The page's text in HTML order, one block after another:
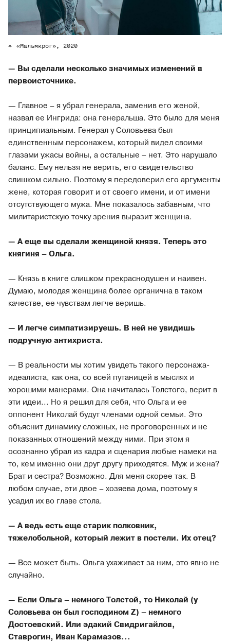
«Мальмкрог», 2020
— Вы сделали несколько значимых изменений в
первоисточнике.
— Главное – я убрал генерала, заменив его женой,
назвал ее Ингрида: она генеральша. Это было для меня
принципиальным. Генерал у Соловьева был
единственным персонажем, который видел своими
глазами ужасы войны, а остальные – нет. Это нарушало
баланс. Ему нельзя не верить, его свидетельство
слишком сильно. Поэтому я передоверил его аргументы
жене, которая говорит и от своего имени, и от имени
отсутствующего мужа. Мне показалось забавным, что
милитаристскую точку зрения выразит женщина.
— А еще вы сделали женщиной князя. Теперь это
княгиня – Ольга.
— Князь в книге слишком прекраснодушен и наивен.
Думаю, молодая женщина более органична в таком
качестве, ее чувствам легче веришь.
— И легче симпатизируешь. В ней не увидишь
подручную антихриста.
— В реальности мы хотим увидеть такого персонажа-
идеалиста, как она, со всей путаницей в мыслях и
хорошими манерами. Она начиталась Толстого, верит в
эти идеи... Но я решил для себя, что Ольга и ее
оппонент Николай будут членами одной семьи. Это
объяснит динамику сложных, не проговоренных и не
показанных отношений между ними. При этом я
осознанно убрал из кадра и сценария любые намеки на
то, кем именно они друг другу приходятся. Муж и жена?
Брат и сестра? Возможно. Для меня скорее так. В
любом случае, эти двое – хозяева дома, поэтому я
усадил их во главе стола.
— А ведь есть еще старик полковник,
тяжелобольной, который лежит в постели. Их отец?
— Все может быть. Ольга ухаживает за ним, это явно не
случайно.
— Если Ольга – немного Толстой, то Николай (у
Соловьева он был господином Z) – немного
Достоевский. Или эдакий Свидригайлов,
Ставрогин, Иван Карамазов...